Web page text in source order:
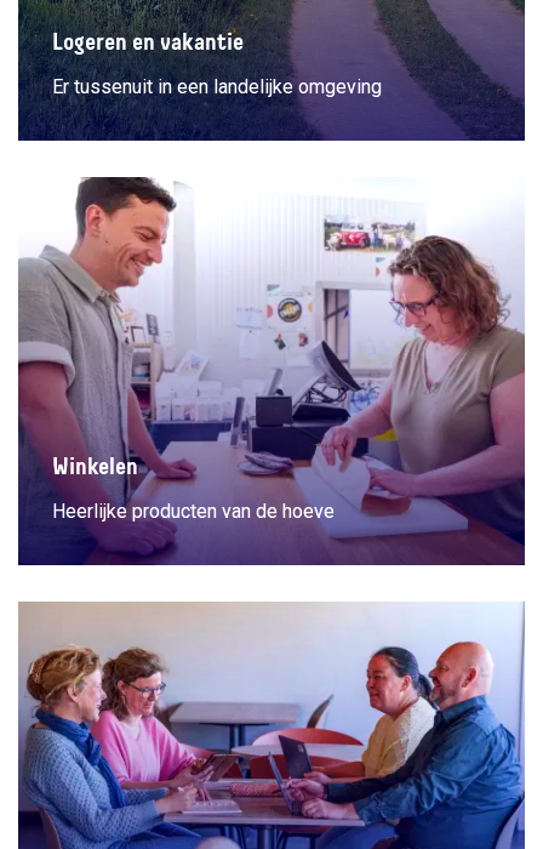
Logeren en vakantie
Er tussenuit in een landelijke omgeving
Winkelen
Heerlijke producten van de hoeve